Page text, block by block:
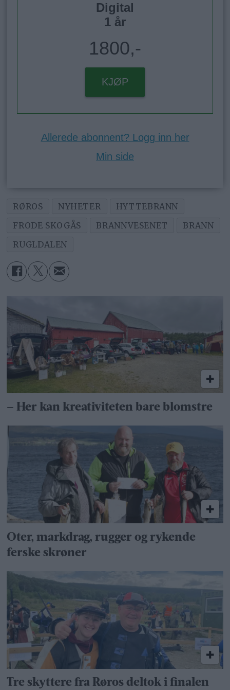
Digital
1 år
1800,-
KJØP
Allerede abonnent? Logg inn her
Min side
RØROS NYHETER
HYTTEBRANN
FRODE SKOGÅS
BRANNVESENET
BRANN
RUGLDALEN
– Her kan kreativiteten bare blomstre
Oter, markdrag, rugger og rykende
ferske skrøner
Tre skyttere fra Røros deltok i finalen